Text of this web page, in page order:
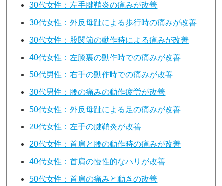
30代女性：左手腱鞘炎の痛みが改善
30代女性：外反母趾による歩行時の痛みが改善
30代女性：股関節の動作時による痛みが改善
40代女性：左膝裏の動作時での痛みが改善
50代男性：右手の動作時での痛みが改善
30代男性：腰の痛みの動作疲労が改善
50代女性：外反母趾による足の痛みが改善
20代女性：左手の腱鞘炎が改善
20代女性：首肩と腰の動作時の痛みが改善
40代女性：首肩の慢性的なハリが改善
50代女性：首肩の痛みと動きの改善